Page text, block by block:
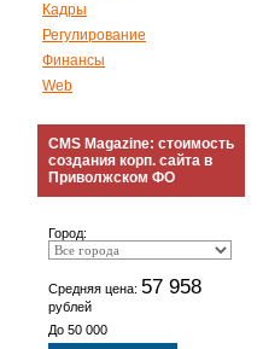
Кадры
Регулирование
Финансы
Web
CMS Magazine: стоимость
создания корп. сайта в
Приволжском ФО
Город:
Средняя цена: 57 958
рублей
До 50 000